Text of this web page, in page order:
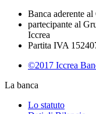
Banca aderente
partecipante al
Iccrea
Partita IVA
©2017 Iccrea
La banca
Lo statuto